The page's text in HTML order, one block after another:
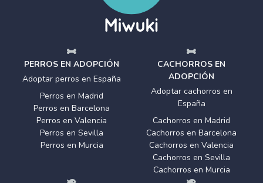
PERROS EN ADOPCIÓN
Adoptar perros en España
Perros en Madrid
Perros en Barcelona
Perros en Valencia
Perros en Sevilla
Perros en Murcia
CACHORROS EN
ADOPCIÓN
Adoptar cachorros en
España
Cachorros en Madrid
Cachorros en Barcelona
Cachorros en Valencia
Cachorros en Sevilla
Cachorros en Murcia